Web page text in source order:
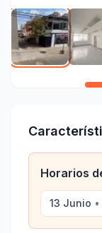
Horarios
13 Junio •